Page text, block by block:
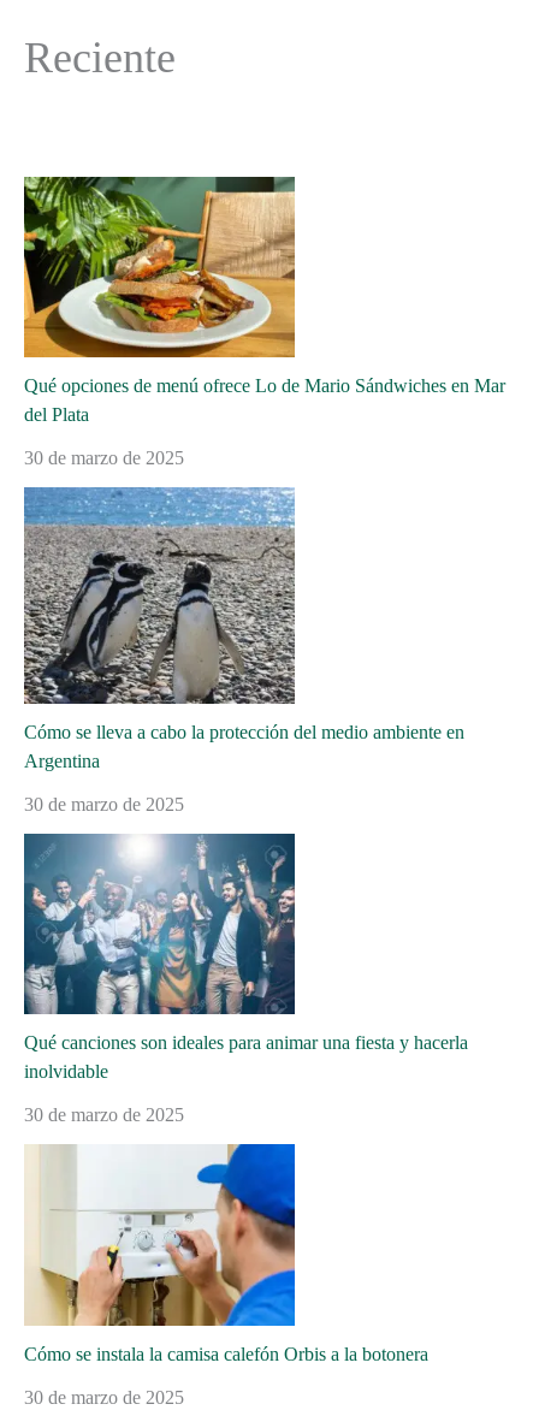
Reciente
Qué opciones de menú ofrece Lo de Mario Sándwiches en Mar
del Plata
30 de marzo de 2025
Cómo se lleva a cabo la protección del medio ambiente en
Argentina
30 de marzo de 2025
Qué canciones son ideales para animar una fiesta y hacerla
inolvidable
30 de marzo de 2025
Cómo se instala la camisa calefón Orbis a la botonera
30 de marzo de 2025